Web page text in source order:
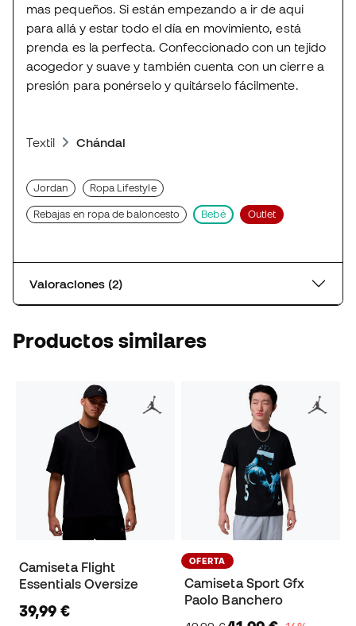
mas pequeños. Si están empezando a ir de aqui
para allá y estar todo el día en movimiento, está
prenda es la perfecta. Confeccionado con un tejido
acogedor y suave y también cuenta con un cierre a
presión para ponérselo y quitárselo fácilmente.
Textil Chándal
Jordan Ropa Lifestyle
Rebajas en ropa de baloncesto Bebé Outlet
Valoraciones (2)
Productos similares
Camiseta Flight
Essentials Oversize
39,99 €
OFERTA
Camiseta Sport Gfx
Paolo Banchero